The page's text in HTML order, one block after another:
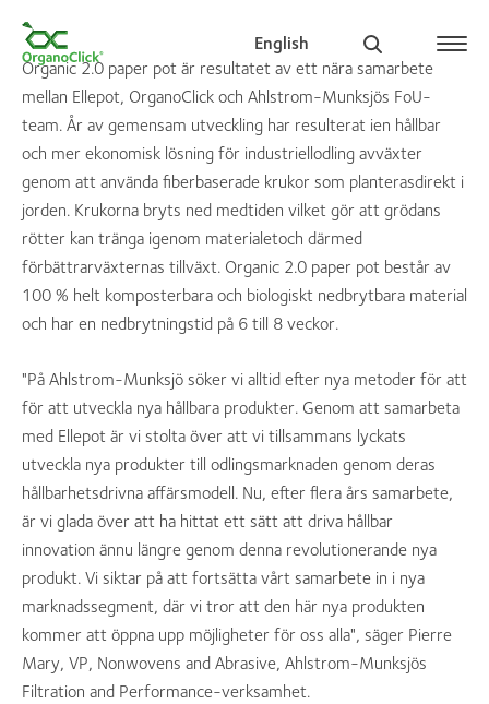
English
Search for:
Organic 2.0 paper pot är resultatet av ett nära samarbete
mellan Ellepot, OrganoClick och Ahlstrom-Munksjös FoU-
team. År av gemensam utveckling har resulterat ien hållbar
och mer ekonomisk lösning för industriellodling avväxter
genom att använda fiberbaserade krukor som planterasdirekt i
jorden. Krukorna bryts ned medtiden vilket gör att grödans
rötter kan tränga igenom materialetoch därmed
förbättrarväxternas tillväxt. Organic 2.0 paper pot består av
100 % helt komposterbara och biologiskt nedbrytbara material
och har en nedbrytningstid på 6 till 8 veckor.
"På Ahlstrom-Munksjö söker vi alltid efter nya metoder för att
för att utveckla nya hållbara produkter. Genom att samarbeta
med Ellepot är vi stolta över att vi tillsammans lyckats
utveckla nya produkter till odlingsmarknaden genom deras
hållbarhetsdrivna affärsmodell. Nu, efter flera års samarbete,
är vi glada över att ha hittat ett sätt att driva hållbar
innovation ännu längre genom denna revolutionerande nya
produkt. Vi siktar på att fortsätta vårt samarbete in i nya
marknadssegment, där vi tror att den här nya produkten
kommer att öppna upp möjligheter för oss alla", säger Pierre
Mary, VP, Nonwovens and Abrasive, Ahlstrom-Munksjös
Filtration and Performance-verksamhet.